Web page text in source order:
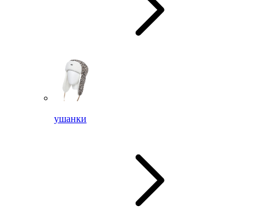
ушанки